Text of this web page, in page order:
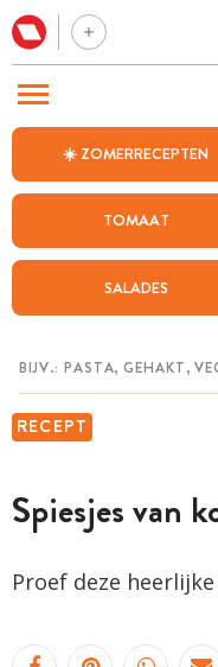
☀️ ZOMERRECEPTEN
TOMAAT
SALADES
RECEPT
Spiesjes van
Proef deze heerlijke
BEZOEK ONZE ANDERE
WEEKMENU
CHAT MET MAIA
MIJN BEWAARDE RECEPTEN